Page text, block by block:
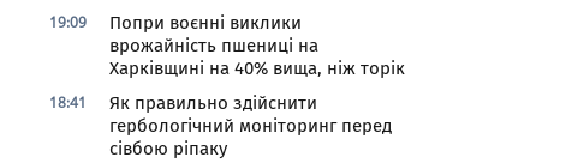
19:09
Попри воєнні виклики
врожайність пшениці на
Харківщині на 40% вища, ніж торік
18:41
Як правильно здійснити
гербологічний моніторинг перед
сівбою ріпаку